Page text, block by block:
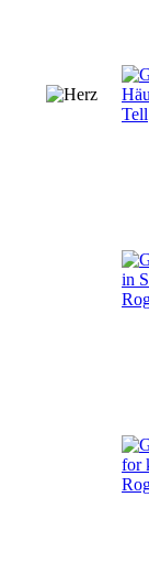
Tell
in
for